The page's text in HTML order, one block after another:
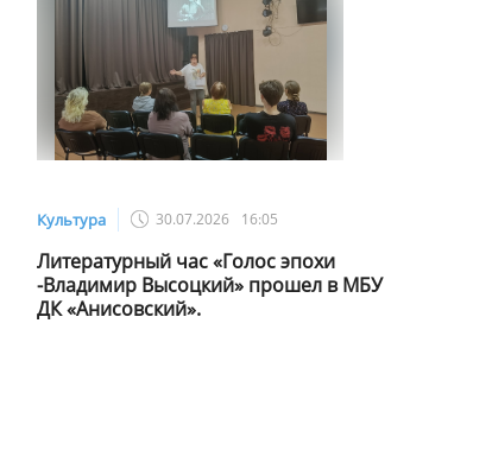
Культура 30.07.2026 16:05
Литературный час «Голос эпохи
-Владимир Высоцкий» прошел в МБУ
ДК «Анисовский».